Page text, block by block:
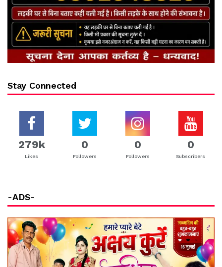
Stay Connected
279k
Likes
0
Followers
0
Followers
0
Subscribers
-ADS-